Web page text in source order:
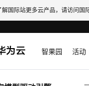
解国际站更多云产品，请访问国
智果园 活动